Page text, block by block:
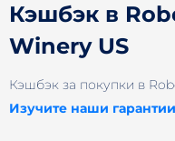
Кэшбэк в
Winery US
Кэшбэк за покупки в
Изучите наши гарантии